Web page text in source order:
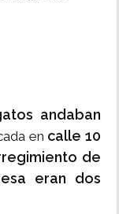
andaban
en calle 10
de
eran dos